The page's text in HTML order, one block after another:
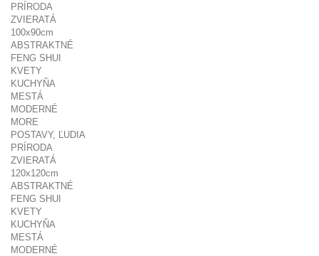
PRÍRODA
ZVIERATÁ
100x90cm
ABSTRAKTNÉ
FENG SHUI
KVETY
KUCHYŇA
MESTÁ
MODERNÉ
MORE
POSTAVY, ĽUDIA
PRÍRODA
ZVIERATÁ
120x120cm
ABSTRAKTNÉ
FENG SHUI
KVETY
KUCHYŇA
MESTÁ
MODERNÉ